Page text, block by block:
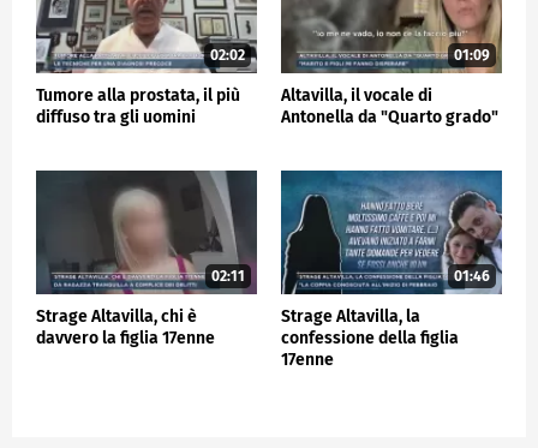
02:02
Tumore alla prostata, il più
diffuso tra gli uomini
01:09
Altavilla, il vocale di
Antonella da "Quarto grado"
02:11
Strage Altavilla, chi è
davvero la figlia 17enne
01:46
Strage Altavilla, la
confessione della figlia
17enne